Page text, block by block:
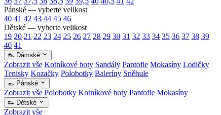
Pánské — vyberte velikost
40 41 42 43 44 45 46
Dětské — vyberte velikost
19 20 21 22 23 24 25 26 27 28 29 30 31 32 33 34 35 36 37 38 39
40 41
👠 Dámské
Zobrazit vše Kotníkové boty Sandály Pantofle Mokasíny Lodičky
Tenisky Kozačky Polobotky Baleríny Sněhule
👞 Pánské
Zobrazit vše Polobotky Kotníkové boty Pantofle Mokasíny
👟 Dětské
Zobrazit vše